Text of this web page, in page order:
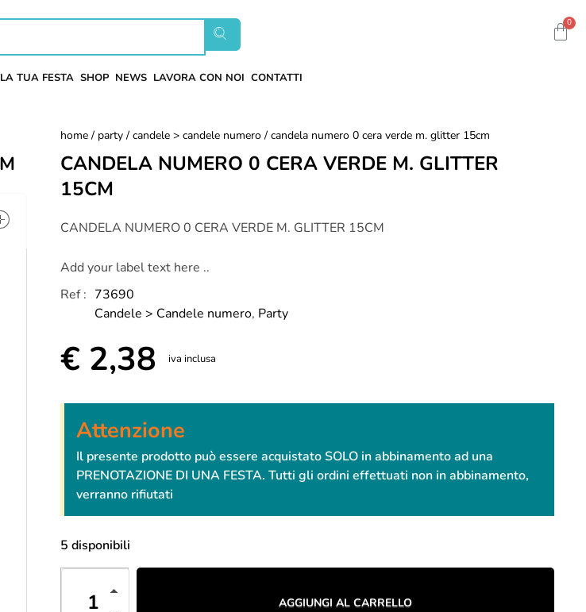
0
TUA FESTA SHOP NEWS LAVORA CON NOI CONTATTI
home / party / candele > candele numero / candela numero 0 cera verde m. glitter 15cm
CANDELA NUMERO 0 CERA VERDE M. GLITTER
15CM
CANDELA NUMERO 0 CERA VERDE M. GLITTER 15CM
Add your label text here ..
Ref : 73690
Candele > Candele numero, Party
€ 2,38 iva inclusa
Attenzione
Il presente prodotto può essere acquistato SOLO in abbinamento ad una
PRENOTAZIONE DI UNA FESTA. Tutti gli ordini effettuati non in abbinamento,
verranno rifiutati
5 disponibili
AGGIUNGI AL CARRELLO